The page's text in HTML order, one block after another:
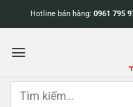
dung
Hotline bán hàng: 0961 795
Tìm